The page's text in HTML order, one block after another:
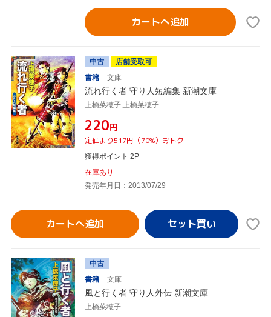
カートへ追加
中古
店舗受取可
書籍
文庫
流れ行く者 守り人短編集 新潮文庫
上橋菜穂子,上橋菜穂子
¥220円
定価より517円（70%）おトク
獲得ポイント 2P
在庫あり
発売年月日：2013/07/29
カートへ追加
中古
書籍
文庫
風と行く者 守り人外伝 新潮文庫
上橋菜穂子